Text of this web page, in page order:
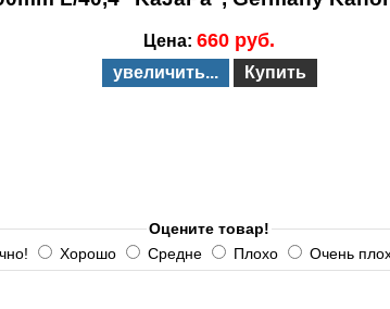
Цена: 660 руб.
увеличить...
Купить
Оцените товар!
Хорошо Средне Плохо Очень